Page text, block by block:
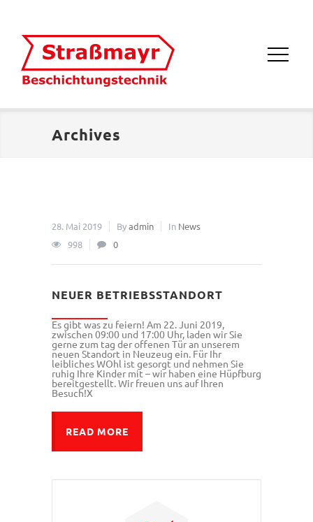
Archives
28. Mai 2019 Byadmin In News
998
0
NEUER BETRIEBSSTANDORT
Es gibt was zu feiern! Am 22. Juni 2019,
zwischen 09:00 und 17:00 Uhr, laden wir Sie
gerne zum tag der offenen Tür an unserem
neuen Standort in Neuzeug ein. Für Ihr
leibliches WOhl ist gesorgt und nehmen Sie
ruhig Ihre Kinder mit – wir haben eine Hüpfburg
bereitgestellt. Wir freuen uns auf Ihren
Besuch!X
READ MORE